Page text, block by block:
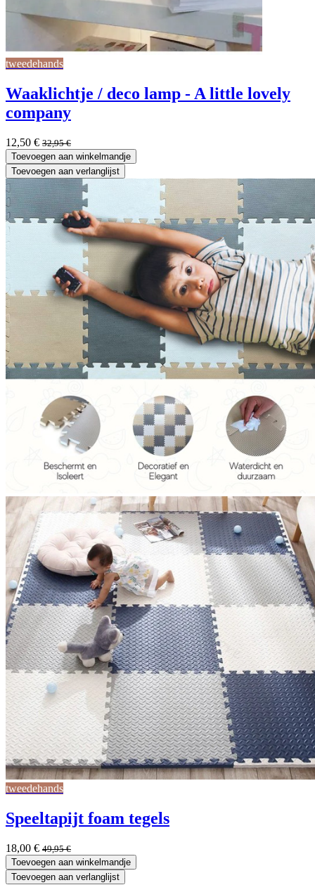
tweedehands
Waaklichtje / deco lamp - A little lovely
company
12,50 € 32,95€
Toevoegen aan winkelmandje
Toevoegen aan verlanglijst
tweedehands
Speeltapijt foam tegels
18,00 € 49,95€
Toevoegen aan winkelmandje
Toevoegen aan verlanglijst